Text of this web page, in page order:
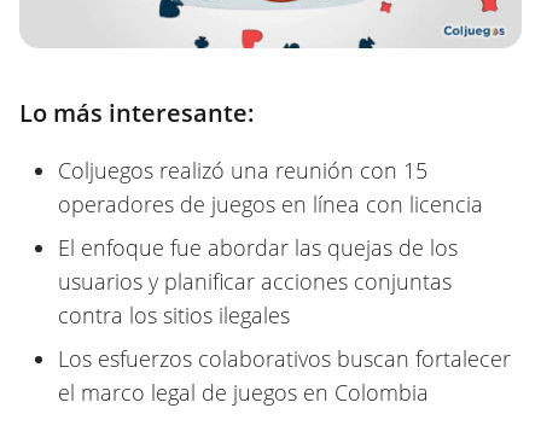
Lo más interesante:
Coljuegos realizó una reunión con 15
operadores de juegos en línea con licencia
El enfoque fue abordar las quejas de los
usuarios y planificar acciones conjuntas
contra los sitios ilegales
Los esfuerzos colaborativos buscan fortalecer
el marco legal de juegos en Colombia